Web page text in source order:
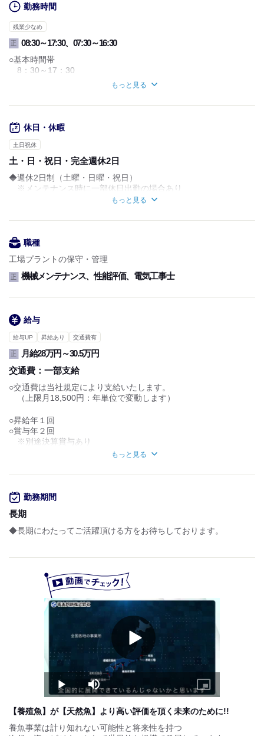
勤務時間
残業少なめ
正 08:30～17:30、07:30～16:30
○基本時間帯
8：30～17：30
○5月中旬～12月中旬（変動の場合あり）
※残業は月平均10時間
※1年単位の変形労働時間制
もっと見る
休日・休暇
土日祝休
土・日・祝日・完全週休2日
◆週休2日制（土曜・日曜・祝日）
※メンテナンス時に一部休日出勤の場合あり
（代休を取得して頂きます）
○年間休日120日
○有給休暇
○特別休暇
もっと見る
職種
工場プラントの保守・管理
正 機械メンテナンス、性能評価、電気工事士
給与
給与UP 昇給あり 交通費有
正
月給28万円～30.5万円
交通費： 一部支給
○交通費は当社規定により支給いたします。
（上限月18,500円：年単位で変動します）
○昇給年１回
○賞与年２回
※別途決算賞与あり
※30歳～39歳の平均年収
年収500万円
※年収には個人差があります。
試用期間：あり
・同待遇
・雇用形態：正社員
もっと見る
勤務期間
長期
◆長期にわたってご活躍頂ける方をお待ちしております。
Play
Video
Play Mute
Picture-
in-
【養殖魚】が【天然魚】より高い評価を頂く未来のために!!
養魚事業は計り知れない可能性と将来性を持つ